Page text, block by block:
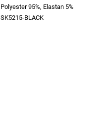
Polyester 95%, Elastan 5%
SK5215-BLACK